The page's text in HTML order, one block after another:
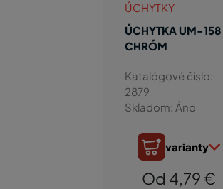
ÚCHYTKY
ÚCHYTKA UM-
CHRÓM
Katalógové číslo:
2879
Skladom: Áno
varianty
Od 4,79 €